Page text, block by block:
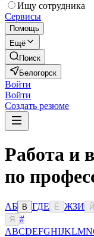
Ищу сотрудника
Сервисы
Помощь
Ещё
Поиск
Белогорск
Войти
Войти
Создать резюме
Работа и
по
АБ В ГДЕ Ё ЖЗИ Й
Я
#
ABCDEFGHIJKLMN